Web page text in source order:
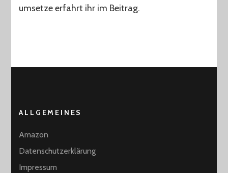
umsetze erfahrt ihr im Beitrag.
ALLGEMEINES
Amazon
Datenschutzerklärung
Impressum